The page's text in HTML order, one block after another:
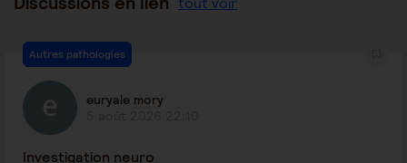
Autres pathologies
euryale mory
Investigation neuro